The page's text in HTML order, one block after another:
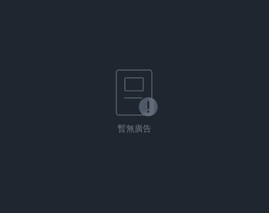
暫無廣告